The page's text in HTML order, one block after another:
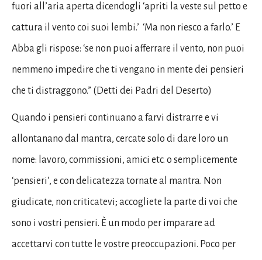
fuori all’aria aperta dicendogli ‘apriti la veste sul petto e
cattura il vento coi suoi lembi.’ ‘Ma non riesco a farlo.’ E
Abba gli rispose: ‘se non puoi afferrare il vento, non puoi
nemmeno impedire che ti vengano in mente dei pensieri
che ti distraggono.” (Detti dei Padri del Deserto)
Quando i pensieri continuano a farvi distrarre e vi
allontanano dal mantra, cercate solo di dare loro un
nome: lavoro, commissioni, amici etc. o semplicemente
‘pensieri’, e con delicatezza tornate al mantra. Non
giudicate, non criticatevi; accogliete la parte di voi che
sono i vostri pensieri. È un modo per imparare ad
accettarvi con tutte le vostre preoccupazioni. Poco per